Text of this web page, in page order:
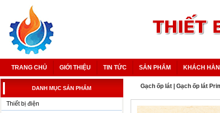
TRANG CHỦ GIỚI THIỆU TIN TỨC SẢN PHẨM KHÁCH
DANH MỤC SẢN PHẨM
Thiết bị điện
Gạch ốp lát Gạch ốp lát